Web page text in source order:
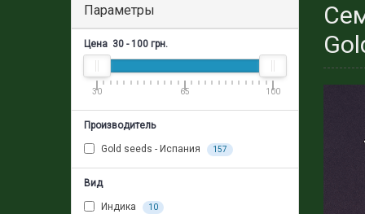
Параметры
Цена 30 -100 грн.
30 65 100
Производитель
Gold seeds - Испания 157
Вид
Индика 10